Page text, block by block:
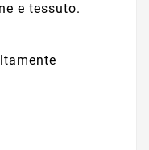
e tessuto.